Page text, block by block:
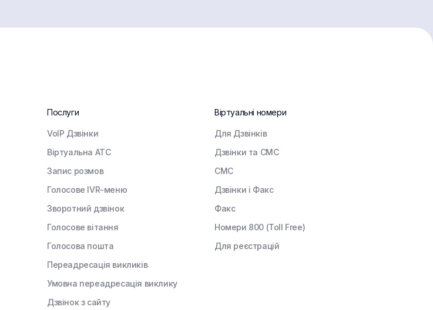
Послуги
VoIP Дзвінки
Віртуальна АТС
Запис розмов
Голосове IVR-меню
Зворотний дзвінок
Голосове вітання
Голосова пошта
Переадресація викликів
Умовна переадресація виклику
Дзвінок з сайту
Віртуальні номери
Для Дзвінків
Дзвінки та СМС
СМС
Дзвінки і Факс
Факс
Номери 800 (Toll Free)
Для реєстрацій